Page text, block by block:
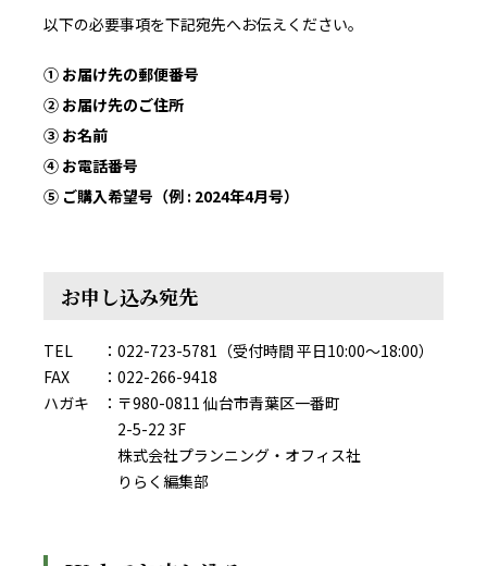
以下の必要事項を下記宛先へお伝えください。
① お届け先の郵便番号
② お届け先のご住所
③ お名前
④ お電話番号
⑤ ご購入希望号（例 : 2024年4月号）
お申し込み宛先
TEL
022-723-5781（受付時間 平日10:00～18:00）
FAX
022-266-9418
ハガキ
〒980-0811 仙台市青葉区一番町
2-5-22 3F
株式会社プランニング・オフィス社
りらく編集部